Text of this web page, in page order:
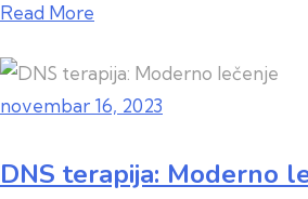
Read More
novembar 16, 2023
DNS terapija: Moderno